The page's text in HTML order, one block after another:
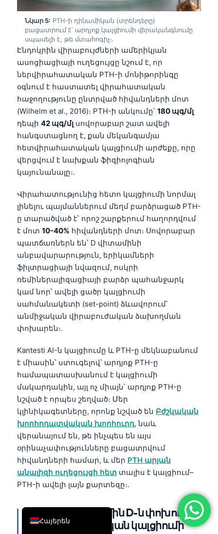
Նկար 5: PTH-ի դինամիկան (տրենդերը)
բացատրում է՝ արդյոք կալցիումի վերականգնումը
սպասելի է, թե մտահոգիչ։.
Էնդոկրին վիրաբույժների ամերիկյան
ասոցիացիայի ուղեցույցը նշում է, որ
ներվիրահատական PTH-ի մոնիթորինգը
օգնում է հաստատել վիրահատական
հաջողությունը ընտրված հիվանդների մոտ
(Wilhelm et al., 2016)։ PTH-ի անկումը՝ 180 պգ/մլ
դեպի 42 պգ/մլ սովորաբար շատ ավելի
հանգստացնող է, քան մեկանգամյա
հետվիրահատական կալցիումի արժեքը, որը
վերցվում է նախքան ֆիզիոլոգիան
կայունանալը։.
Վիրահատությունից հետո կալցիումի նորմալ
լինելու պայմաններում մեղմ բարձրացած PTH-
ը տարածված է՝ որոշ շարքերում հաղորդվում
է մոտ 10-40% հիվանդների մոտ։ Սովորաբար
պատճառներն են՝ D վիտամինի
անբավարարություն, երիկամների
ֆիլտրացիայի նվազում, ոսկրի
ռեմիներալիզացիայի բարձր պահանջարկ
կամ նոր՝ ավելի ցածր կալցիումի
սահմանակետի (set-point) ձևավորում՝
անմիջական վիրաբուժական ձախողման
փոխարեն։.
Kantesti AI-ն կալցիումը և PTH-ը մեկնաբանում
է միասին՝ ստուգելով՝ արդյոք PTH-ը
համապատասխանում է կալցիումի
մակարդակին, այլ ոչ միայն՝ արդյոք PTH-ը
նշված է որպես շեղված։ Մեր
կլինիկագետները, որոնք նշված են Բժշկական
խորհրդատվական խորհուրդ, նաև
վերանայում են, թե ինչպես են այս
օրինաչափությունները բացատրվում
հիվանդների համար, և մեր PTH արյան
անալիզի ուղեցույցի հետ տալիս է կալցիում–
PTH-ի ավելի լայն քարտեզը։.
Ինչպե՞ս է վիտամին D-ն փոխում
հետվիրահատական կալցիումի
Հայերեն
Deutsch
العربية
Français
עִבְרִית
Italiano
Español
Português
Ελληνικά
Türkçe
简体中文
فارسی
Български
Dansk
Nederlands
हिन्दी
Bahasa Indonesia
Íslenska
Српски језик
Bosanski
Azərbaycan dili
Eesti
Čeština
ქართული
Lietuvių kalba
Polski
한국어
Slovenščina